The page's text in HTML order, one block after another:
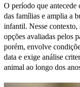
O período que antecede
das famílias e amplia a
infantil. Nesse contexto,
opções avaliadas pelos
porém, envolve
data e exige análise
animal ao longo dos